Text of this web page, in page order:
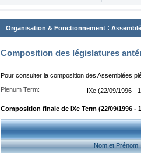
Organisation & Fonctionnement :
Composition des législatures
Pour consulter la composition des Assemblées
Plenum Term:
Composition finale de IXe Term (22/09/1996 -
Nom et Prénom